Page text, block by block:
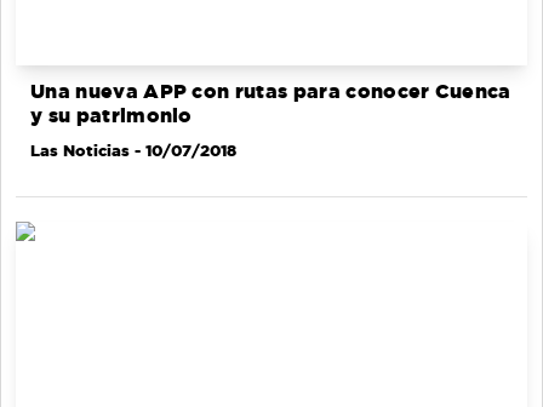
Una nueva APP con rutas para conocer Cuenca
y su patrimonio
Las Noticias - 10/07/2018